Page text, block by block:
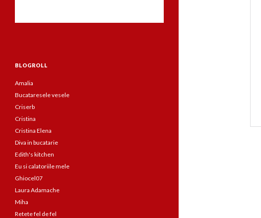
BLOGROLL
Amalia
Bucataresele vesele
Criserb
Cristina
Cristina Elena
Diva in bucatarie
Edith's kitchen
Eu si calatoriile mele
Ghiocel07
Laura Adamache
Miha
Retete fel de fel